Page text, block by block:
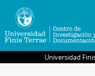
Universidad